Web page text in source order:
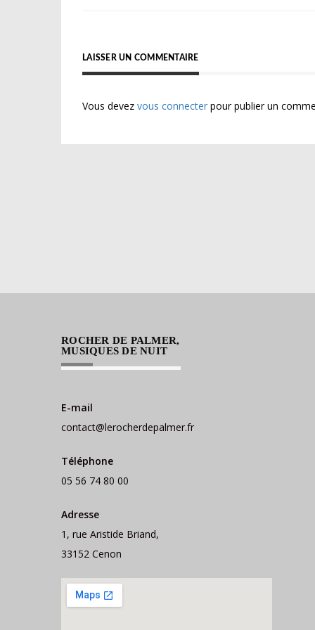
LAISSER UN COMMENTAIRE
Vous devez vous connecter pour publier un
ROCHER DE PALMER,
MUSIQUES DE NUIT
E-mail
contact@lerocherdepalmer.fr
Téléphone
05 56 74 80 00
Adresse
1, rue Aristide Briand,
33152 Cenon